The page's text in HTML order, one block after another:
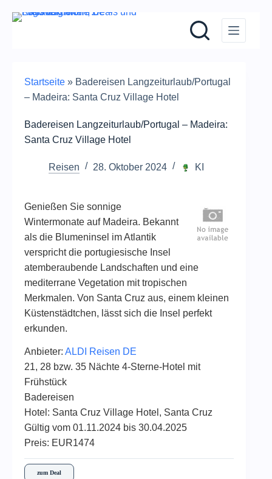
Zum
Startseite » Badereisen Langzeiturlaub/Portugal
– Madeira: Santa Cruz Village Hotel
Badereisen Langzeiturlaub/Portugal – Madeira:
Santa Cruz Village Hotel
Reisen 28. Oktober 2024 KI
Genießen Sie sonnige
Wintermonate auf Madeira. Bekannt
als die Blumeninsel im Atlantik
verspricht die portugiesische Insel
atemberaubende Landschaften und eine
mediterrane Vegetation mit tropischen
Merkmalen. Von Santa Cruz aus, einem kleinen
Küstenstädtchen, lässt sich die Insel perfekt
erkunden.
Anbieter: ALDI Reisen DE
21, 28 bzw. 35 Nächte 4-Sterne-Hotel mit
Frühstück
Badereisen
Hotel: Santa Cruz Village Hotel, Santa Cruz
Gültig vom 01.11.2024 bis 30.04.2025
Preis: EUR1474
zum Deal